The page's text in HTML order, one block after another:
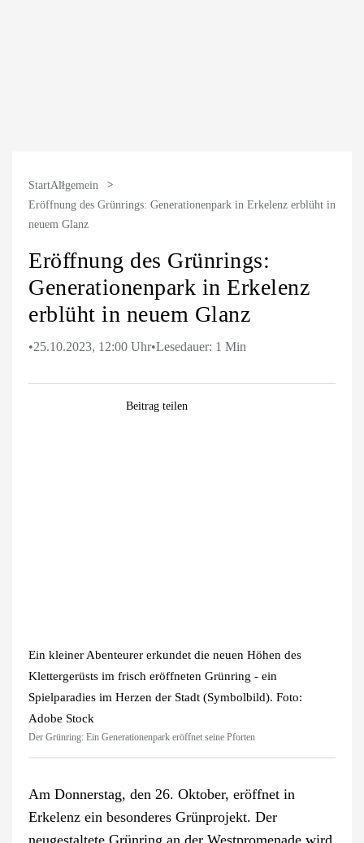
StartAllgemein
Eröffnung des Grünrings: Generationenpark in Erkelenz erblüht in
neuem Glanz
Eröffnung des Grünrings:
Generationenpark in Erkelenz
erblüht in neuem Glanz
•25.10.2023, 12:00 Uhr•Lesedauer: 1 Min
Beitrag teilen
Pinterest
E-
Ein kleiner Abenteurer erkundet die neuen Höhen des
Klettergerüsts im frisch eröffneten Grünring - ein
Spielparadies im Herzen der Stadt (Symbolbild). Foto:
Adobe Stock
Der Grünring: Ein Generationenpark eröffnet seine Pforten
Am Donnerstag, den 26. Oktober, eröffnet in
Erkelenz ein besonderes Grünprojekt. Der